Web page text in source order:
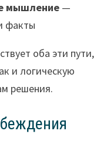
мышление—
факты
оба эти пути,
и логическую
решения.